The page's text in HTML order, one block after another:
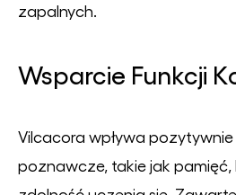
zapalnych.
Wsparcie Funkcji
Vilcacora wpływa
poznawcze, takie jak